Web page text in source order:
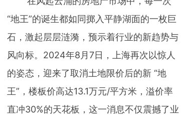
“地王”的诞生都如同掷入平静湖面的一枚巨
石，激起层层涟漪，预示着行业的新趋势与
风向标。2024年8月7日，上海再次以惊人
的姿态，迎来了取消土地限价后的新 “地
王”，楼板价高达13.1万元/平方米，溢价率
直冲30%的天花板，这一消息不仅震撼了业